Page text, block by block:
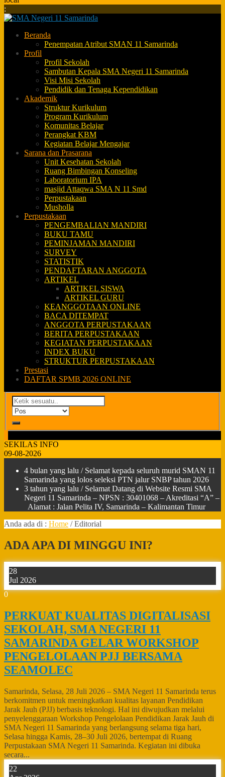
:
Beranda
Penempatan Atribut SMAN 11 Samarinda
Profil
Profil Sekolah
Sambutan Kepala SMA Negeri 11 Samarinda
Visi Misi Sekolah
Pendidik dan Tenaga Kependidikan
Akademik
Struktur Kurikulum
Program Kurikulum
Komunitas Belajar
Perangkat KBM
Kegiatan Belajar Mengajar
Sarana dan Prasarana
Unit Kesehatan Sekolah
Ruang Bimbingan Konseling
Laboratorium IPA
masjid Attaqwa SMA N 11 Smd
Perpustakaan
Musholla
Perpustakaan
PENGEMBALIAN MANDIRI
BUKU TAMU
PEMINJAMAN MANDIRI
SURVEY
STATISTIK
PENDAFTARAN ANGGOTA
ARTIKEL
ARTIKEL SISWA
ARTIKEL GURU
KEANGGOTAAN ONLINE
BACA DITEMPAT
ANGGOTA PERPUSTAKAAN
BERITA PERPUSTAKAAN
KEGIATAN PERPUSTAKAAN
INDEX BUKU
STRUKTUR PERPUSTAKAAN
Prestasi
DAFTAR SPMB 2026 ONLINE
SEKILAS INFO
09-08-2026
4 bulan yang lalu / Selamat kepada seluruh murid SMAN 11
Samarinda yang lolos seleksi PTN jalur SNBP tahun 2026
3 tahun yang lalu / Selamat Datang di Website Resmi SMA
Negeri 11 Samarinda – NPSN : 30401068 – Akreditasi “A” –
Alamat : Jalan Pelita IV, Samarinda – Kalimantan Timur
Anda ada di : Home /Editorial
ADA APA DI MINGGU INI?
28
Jul 2026
0
PERKUAT KUALITAS DIGITALISASI
SEKOLAH, SMA NEGERI 11
SAMARINDA GELAR WORKSHOP
PENGELOLAAN PJJ BERSAMA
SEAMOLEC
Samarinda, Selasa, 28 Juli 2026 – SMA Negeri 11 Samarinda terus
berkomitmen untuk meningkatkan kualitas layanan Pendidikan
Jarak Jauh (PJJ) berbasis teknologi. Hal ini diwujudkan melalui
penyelenggaraan Workshop Pengelolaan Pendidikan Jarak Jauh di
SMA Negeri 11 Samarinda yang berlangsung selama tiga hari,
Selasa hingga Kamis, 28–30 Juli 2026, bertempat di Ruang
Perpustakaan SMA Negeri 11 Samarinda. Kegiatan ini dibuka
secara...
22